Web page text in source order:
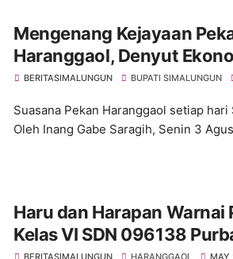
Mengenang Kejayaan
Haranggaol, Denyut
Toba
BERITASIMALUNGUN BUPATI SIMALUNGUN
Suasana Pekan Haranggaol setiap
Oleh Inang Gabe Saragih, Senin 3
Haru dan Harapan Warnai
Kelas VI SDN 096138
BERITASIMALUNGUN HARANGGAOL